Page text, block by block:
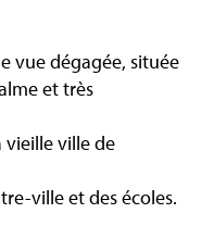
vue dégagée, située
et très
vieille ville de
ville et des écoles.